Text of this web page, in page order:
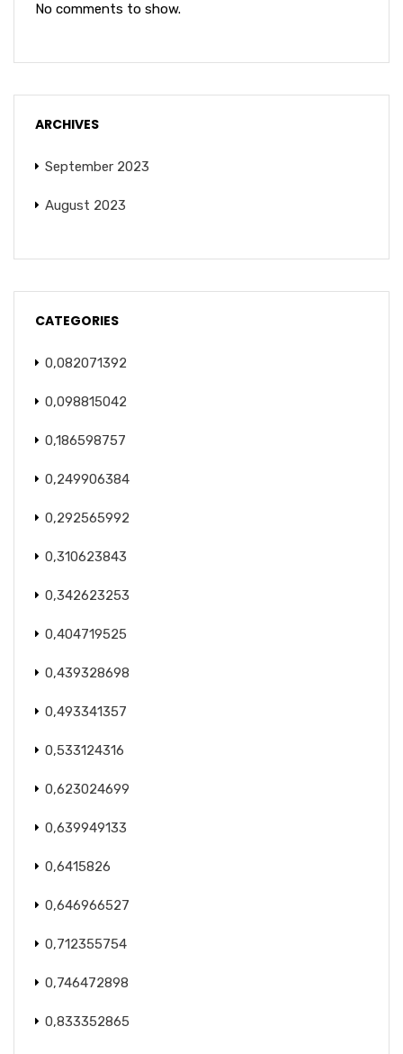
No comments to show.
ARCHIVES
September 2023
August 2023
CATEGORIES
0,082071392
0,098815042
0,186598757
0,249906384
0,292565992
0,310623843
0,342623253
0,404719525
0,439328698
0,493341357
0,533124316
0,623024699
0,639949133
0,6415826
0,646966527
0,712355754
0,746472898
0,833352865